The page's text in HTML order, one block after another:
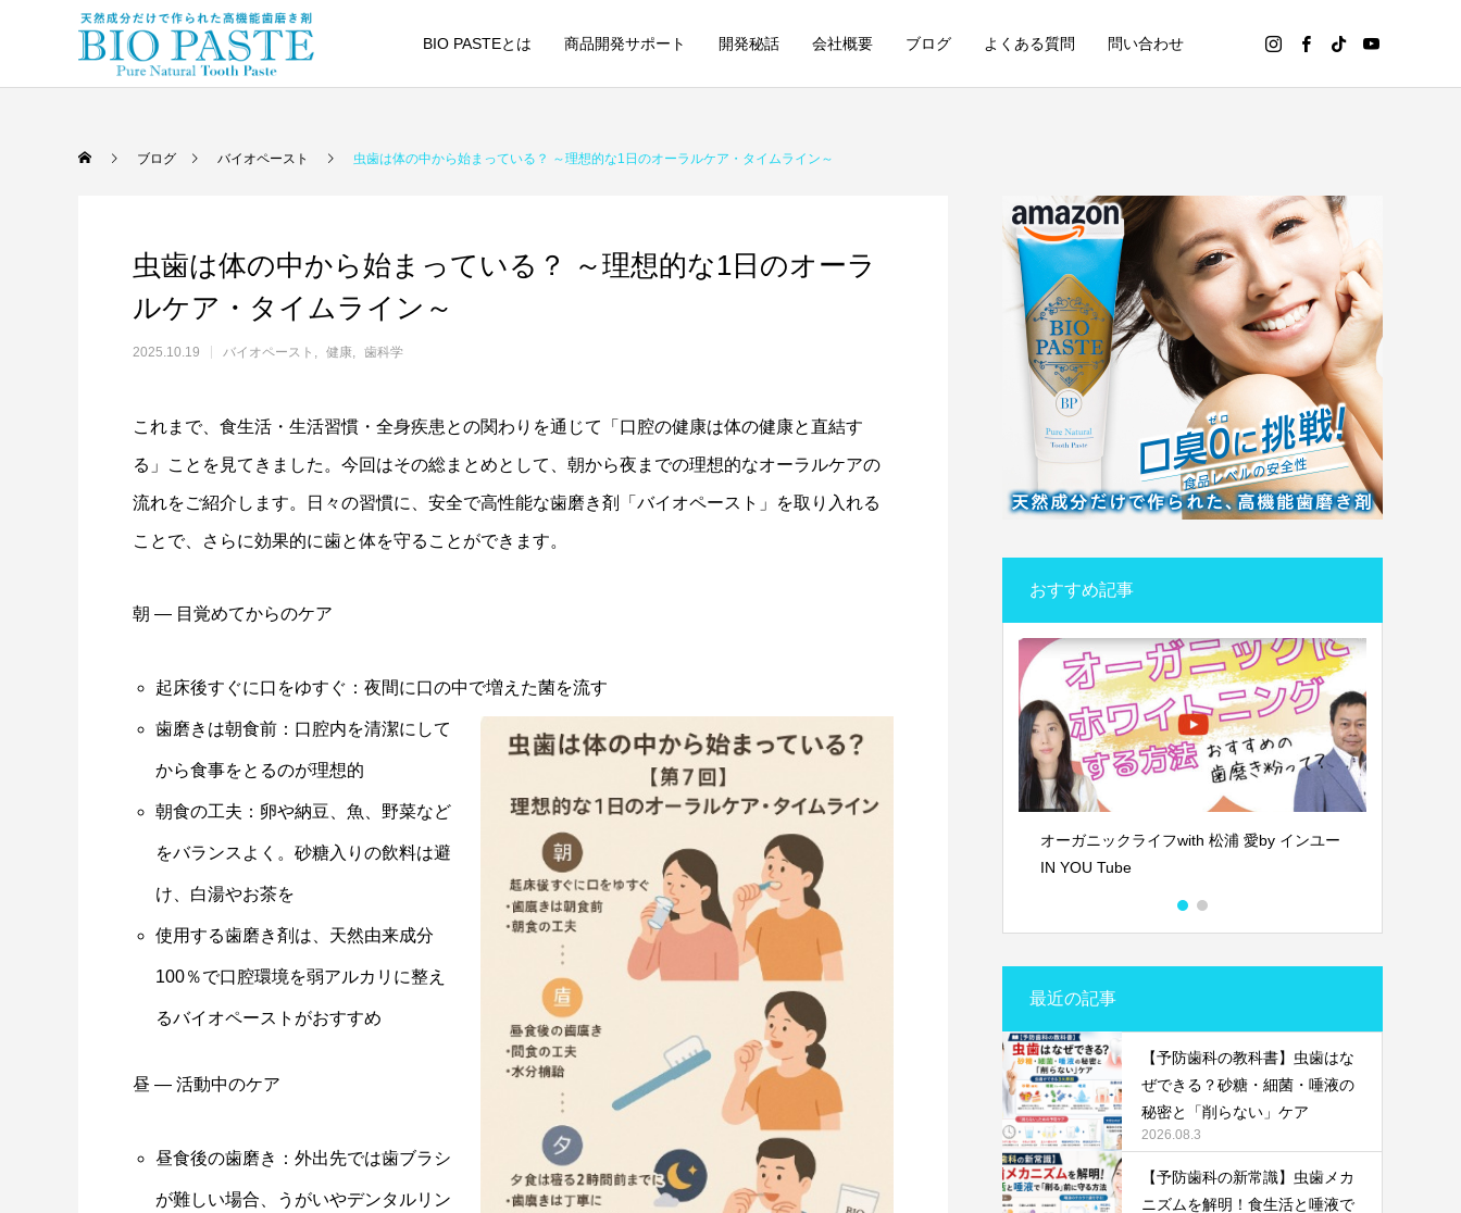
BIO PASTEとは 商品開発サポート 開発秘話 会社概要 ブログ よくある質問 問い合わせ
ブログ バイオペースト 虫歯は体の中から始まっている？ ～理想的な1日のオーラルケア・タイムライン～
虫歯は体の中から始まっている？ ～理想的な1日のオーラ
ルケア・タイムライン～
2025.10.19 バイオペースト 健康 歯科学
これまで、食生活・生活習慣・全身疾患との関わりを通じて「口腔の健康は体の健康と直結す
る」ことを見てきました。今回はその総まとめとして、朝から夜までの理想的なオーラルケアの
流れをご紹介します。日々の習慣に、安全で高性能な歯磨き剤「バイオペースト」を取り入れる
ことで、さらに効果的に歯と体を守ることができます。
朝 ― 目覚めてからのケア
起床後すぐに口をゆすぐ：夜間に口の中で増えた菌を流す
歯磨きは朝食前：口腔内を清潔にして
から食事をとるのが理想的
朝食の工夫：卵や納豆、魚、野菜など
をバランスよく。砂糖入りの飲料は避
け、白湯やお茶を
使用する歯磨き剤は、天然由来成分
100％で口腔環境を弱アルカリに整え
るバイオペーストがおすすめ
昼 ― 活動中のケア
昼食後の歯磨き：外出先では歯ブラシ
が難しい場合、うがいやデンタルリン
おすすめ記事
待合室のモニター再生などに「お絵かきムー
ビー」を準備しました。
オーガニックライフwith 松浦 愛by インユー
IN YOU Tube
最近の記事
【予防歯科の教科書】虫歯はな
ぜできる？砂糖・細菌・唾液の
秘密と「削らない」ケア
2026.08.3
【予防歯科の新常識】虫歯メカ
ニズムを解明！食生活と唾液で